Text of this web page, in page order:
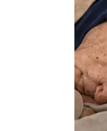
važno
Za
ćete